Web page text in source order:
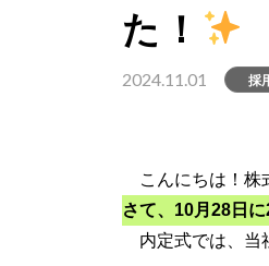
た！
2024.11.01 採
こんにちは！株
さて、10月28日
内定式では、当